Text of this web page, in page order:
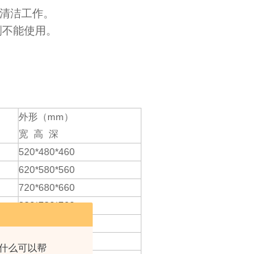
么可以帮
洁工作。
能使用。
外形（mm）
宽 高 深
520*480*460
620*580*560
720*680*660
820*780*760
1020*980*960